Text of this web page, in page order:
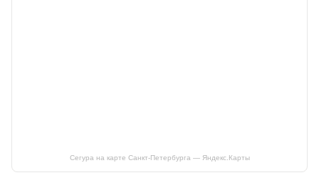
Сегура на карте Санкт‑Петербурга — Яндекс.Карты